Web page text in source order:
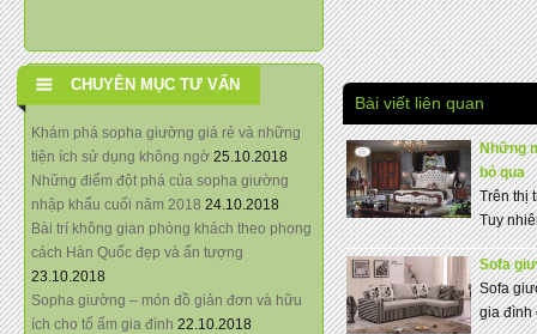
CHUYÊN MỤC TƯ VẤN
Khám phá sopha giường giá rẻ và những
tiện ích sử dụng không ngờ 25.10.2018
Những điểm đột phá của sopha giường
nhập khẩu cuối năm 2018 24.10.2018
Bài trí không gian phòng khách theo phong
cách Hàn Quốc đẹp và ấn tượng
23.10.2018
Sopha giường – món đồ giản đơn và hữu
ích cho tổ ấm gia đình 22.10.2018
Bài viết liên quan
Những
bỏ qua
Trên thị
Tuy
Sofa
Sofa
gia đình